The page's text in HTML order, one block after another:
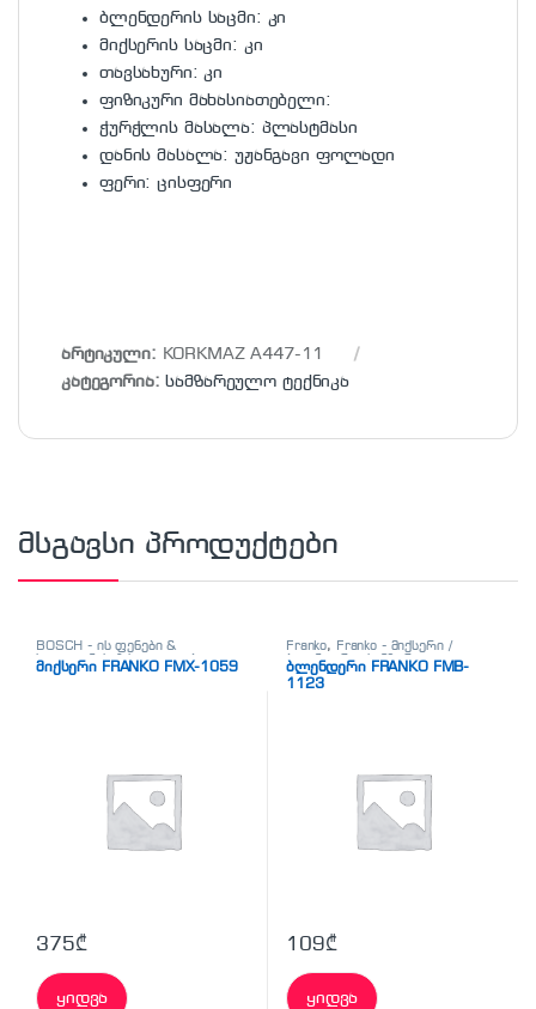
ბლენდერის საცმი: კი
მიქსერის საცმი: კი
თავსახური: კი
ფიზიკური მახასიათებელი:
ჭურჭლის მასალა: პლასტმასი
დანის მასალა: უჟანგავი ფოლადი
ფერი: ცისფერი
არტიკული: KORKMAZ A447-11
კატეგორია:სამზარეულო ტექნიკა
მსგავსი პროდუქტები
BOSCH - ის ფენები &
სილიკონის პისტოლეტები,
Franko,Franko - მიქსერი /
მიქსერი FRANKO FMX-1059
375₾
ყიდვა
Franko, Franko - მიქსერი /
ბლენდერი
სამზარეულო
ტექნიკა
ბლენდერი FRANKO FMB-
1123
109₾
ყიდვა